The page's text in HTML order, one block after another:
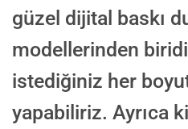
Süreç Bilgilendirmesi
Görseliniz baskıya alınmadan önce
onayınıza gönderilir. Onayınızdan
AI
güzel dijital baskı
modellerinden
istediğiniz her
yapabiliriz. Ayrıca